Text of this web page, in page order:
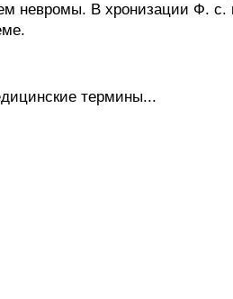
невромы. В хронизации Ф.
термины...